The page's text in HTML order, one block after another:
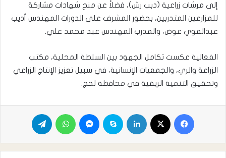
إلى مرشات زراعية (دبب رش)، فضلاً عن منح شهادات مشاركة
للمزارعين المتدربين، بحضور المشرف على الدورات المهندس أديب
عبدالقوي عوض، والمدرب المهندس عبد محمد علي.
الفعالية عكست تكامل الجهود بين السلطة المحلية، مكتب
الزراعة والري، والجمعيات الإنسانية، في سبيل تعزيز الإنتاج الزراعي
وتحقيق التنمية الريفية في محافظة لحج.